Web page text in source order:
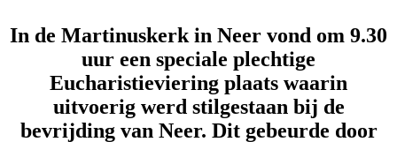
In de Martinuskerk in Neer vond om 9.30
uur een speciale plechtige
Eucharistieviering plaats waarin
uitvoerig werd stilgestaan bij de
bevrijding van Neer. Dit gebeurde door